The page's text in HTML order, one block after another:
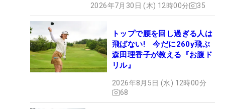
2026年7月30日 (木) 12時00分 35
トップで腰を回し過ぎる人は
飛ばない! 今だに260y飛ぶ
森田理香子が教える『お腹ド
リル』
2026年8月5日 (水) 12時00分
68